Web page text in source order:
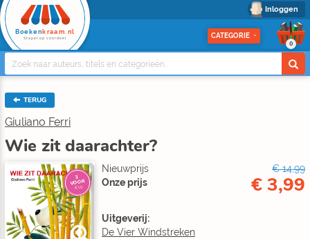
Inloggen
Boeken kraam.nl
Stapel op voordeel CATEGORIE
0
TERUG
Giuliano Ferri
Wie zit daarachter?
3
VOOR
€10
Nieuwprijs
€ 14,99
Onze prijs
€ 3,99
Uitgeverij:
De Vier Windstreken